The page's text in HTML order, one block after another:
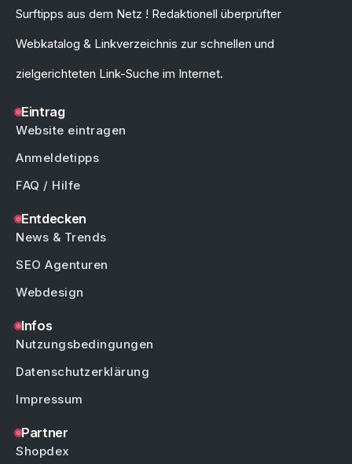
Surftipps aus dem Netz ! Redaktionell überprüfter
Webkatalog & Linkverzeichnis zur schnellen und
zielgerichteten Link-Suche im Internet.
Eintrag
Website eintragen
Anmeldetipps
FAQ / Hilfe
Entdecken
News & Trends
SEO Agenturen
Webdesign
Infos
Nutzungsbedingungen
Datenschutzerklärung
Impressum
Partner
Shopdex